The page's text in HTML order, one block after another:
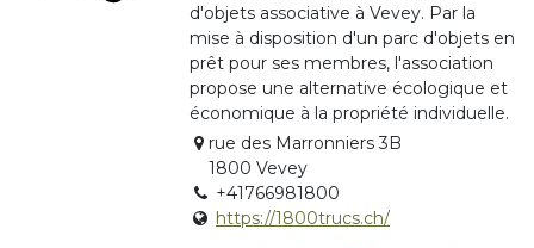
d'objets associative à Vevey. Par la
mise à disposition d'un parc d'objets en
prêt pour ses membres, l'association
propose une alternative écologique et
économique à la propriété individuelle.
rue des Marronniers 3B
1800 Vevey
+41766981800
https://1800trucs.ch/